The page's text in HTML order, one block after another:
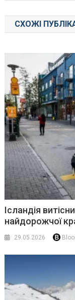
СХОЖІ
Ісландія
найдорожчої
29.05.2026